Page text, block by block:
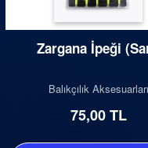
Zargana İpeği
Balıkçılık Aksesuarları
75,00 TL